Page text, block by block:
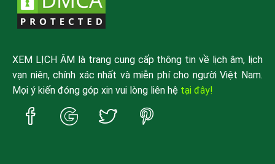
XEM LỊCH ÂM là trang cung cấp thông tin về lịch âm, lịch
vạn niên, chính xác nhất và miễn phí cho người Việt Nam.
Mọi ý kiến đóng góp xin vui lòng liên hệ tại đây!
Trang
Facebook
Trang
Google
Trang
Twitter
Trang
Pinterest